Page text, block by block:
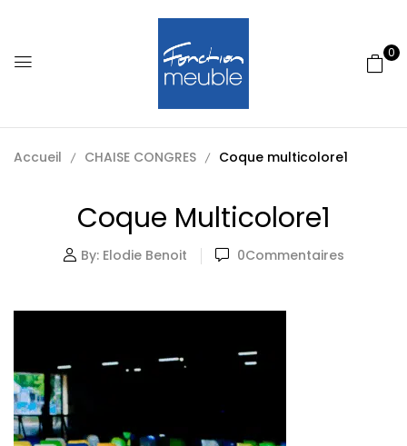
0
Accueil CHAISE CONGRES Coque multicolore1
Coque Multicolore1
By: Elodie Benoit 0Commentaires